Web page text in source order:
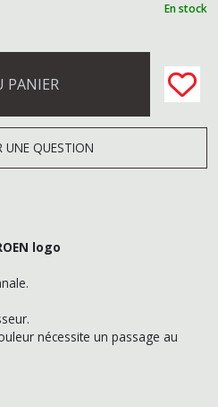
En stock
PANIER
QUESTION
logo
nécessite un passage au